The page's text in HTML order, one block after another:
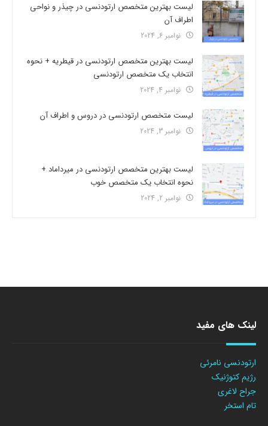
لیست بهترین متخصص ارتودنسی در چیذر و نواحی
اطراف آن
نوامبر 6, 2024
لیست بهترین متخصص ارتودنسی در قیطریه + نحوه
انتخاب یک متخصص ارتودنسی
نوامبر 4, 2024
لیست متخصص ارتودنسی در دروس و اطراف آن
نوامبر 3, 2024
لیست بهترین متخصص ارتودنسی در میرداماد +
نحوه انتخاب یک متخصص خوب
نوامبر 2, 2024
لینک های مفید
ارتودنسی نامرئی
رژیم کتوژنیک
جراح لاغری
تام استخر